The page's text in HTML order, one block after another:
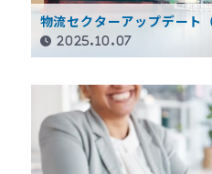
物流セクターアップデート
2025.10.07